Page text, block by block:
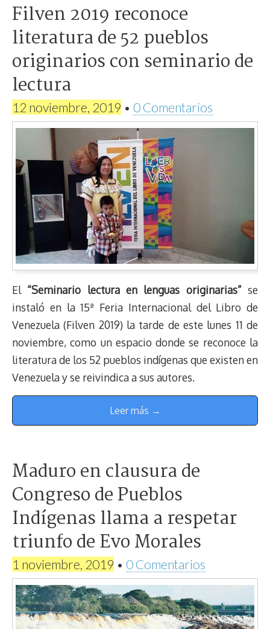
Filven 2019 reconoce
literatura de 52 pueblos
originarios con seminario de
lectura
12 noviembre, 2019 • 0 Comentarios
El “Seminario lectura en lenguas originarias”se
instaló en la 15ª Feria Internacional del Libro de
Venezuela (Filven 2019) la tarde de este lunes 11 de
noviembre, como un espacio donde se reconoce la
literatura de los 52 pueblos indígenas que existen en
Venezuela y se reivindica a sus autores.
Leer más →
Maduro en clausura de
Congreso de Pueblos
Indígenas llama a respetar
triunfo de Evo Morales
1 noviembre, 2019 • 0 Comentarios